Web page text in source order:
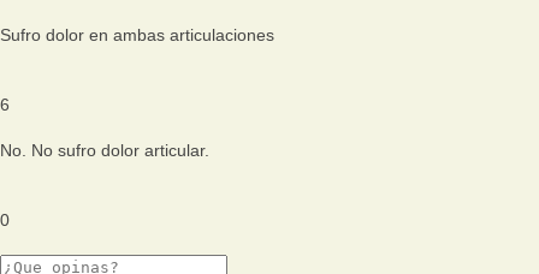
Sufro dolor en ambas articulaciones
6
No. No sufro dolor articular.
0